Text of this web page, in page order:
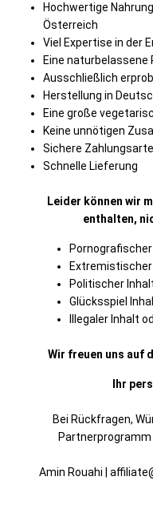
Hochwertige
Österreich
Viel Expertise in der
Eine naturbelassene
Ausschließlich
Herstellung in
Eine große
Keine unnötigen
Sichere
Schnelle Lieferung
Leider können wir
enthalten,
Politischer
Glücksspiel
Illegaler Inhalt
Wir freuen uns auf
Ihr
Bei Rückfragen,
Amin Rouahi |